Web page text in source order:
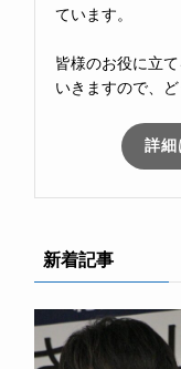
ています。
皆様のお役に立
いきますので、ど
詳細
新着記事